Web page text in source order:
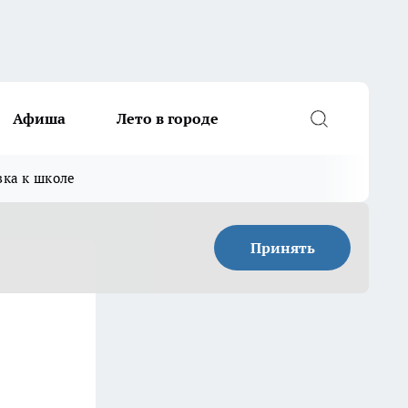
Афиша Лето в городе
к школе
Принять